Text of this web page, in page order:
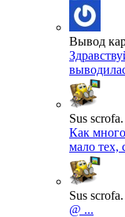
Вывод
Sus scrofa.
Как
мало тех,
Sus scrofa.
@ ...